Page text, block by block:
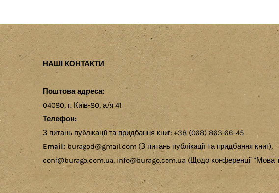
НАШІ КОНТАКТИ
Поштова адреса:
04080, г. Київ-80, а/я 41
Телефон:
З питань публікації та придбання книг: +38 (068) 863-66-45
Email: buragod@gmail.com (З питань публікації та придбання книг),
conf@burago.com.ua, info@burago.com.ua (Щодо конференції "Мова